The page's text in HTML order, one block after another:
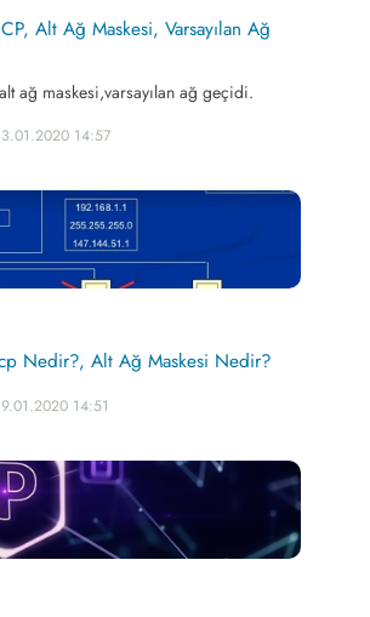
Alt Ağ Maskesi, Varsayılan Ağ
ağ maskesi,varsayılan ağ geçidi.
14:57
Nedir?, Alt Ağ Maskesi Nedir?
14:51